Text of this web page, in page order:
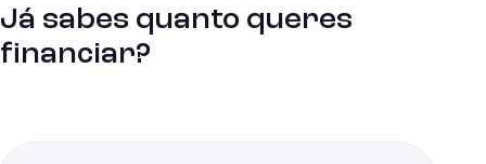
Já sabes quanto queres
financiar?